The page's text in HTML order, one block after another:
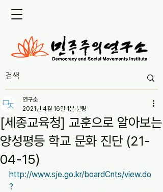
[세종교육청] 교훈으로 알아보는
양성평등 학교 문화 진단 (21-
04-15)
연구소
2021년 4월 16일 1분 분량
http://www.sje.go.kr/boardCnts/view.do
?